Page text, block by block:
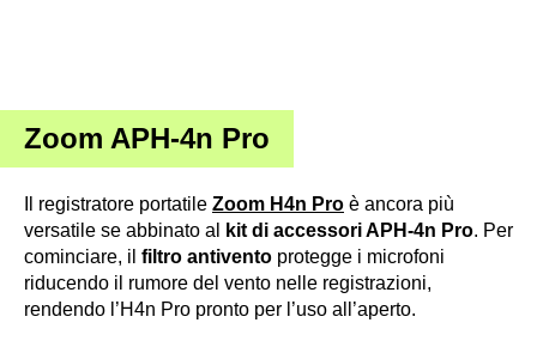
Zoom APH-4n Pro
Il registratore portatile Zoom H4n Pro è ancora più
versatile se abbinato al
kit di accessori APH-4n Pro. Per
cominciare, il filtro antivento protegge i microfoni
riducendo il rumore del vento nelle registrazioni,
rendendo l’H4n Pro pronto per l’uso all’aperto.